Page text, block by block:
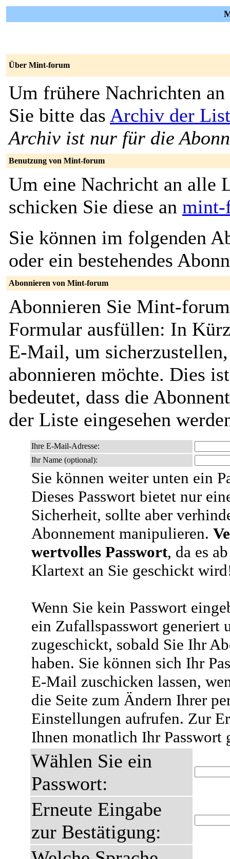
Über Mint-forum
Um frühere Nachrichten an
Sie bitte das Archiv der
Archiv ist nur für die
Benutzung von Mint-forum
Um eine Nachricht an alle
schicken Sie diese an mint-
Sie können im folgenden
oder ein bestehendes
Abonnieren von Mint-forum
Abonnieren Sie Mint-
Formular ausfüllen: In
E-Mail, um
abonnieren möchte. Dies
bedeutet, dass die
der Liste eingesehen
Ihre E-Mail-Adresse:
Ihr Name (optional):
Sie können weiter unten ein
Dieses Passwort bietet nur
Sicherheit, sollte aber
Abonnement manipulieren.
wertvolles Passwort, da es
Klartext an Sie geschickt
Wenn Sie kein Passwort
ein Zufallspasswort generiert
zugeschickt, sobald Sie Ihr
haben. Sie können sich Ihr
E-Mail zuschicken lassen,
die Seite zum Ändern Ihrer
Einstellungen aufrufen. Zur
Ihnen monatlich Ihr Passwort
Wählen Sie ein
Passwort:
Erneute Eingabe
zur Bestätigung: